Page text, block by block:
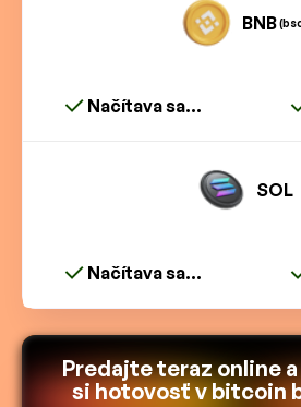
BNB
Načítava sa...
SOL
Načítava sa...
Predajte teraz online
si hotovosť v bitcoin